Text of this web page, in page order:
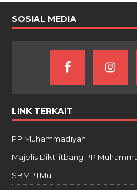
SOSIAL MEDIA
LINK TERKAIT
PP Muhammadiyah
Majelis Diktilitbang PP
SBMPTMu